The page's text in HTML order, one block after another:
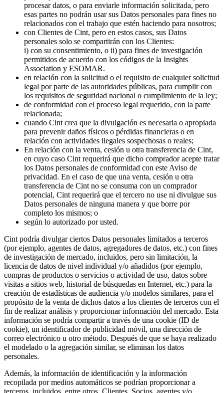
procesar datos, o para enviarle información solicitada, pero
esas partes no podrán usar sus Datos personales para fines no
relacionados con el trabajo que estén haciendo para nosotros;
con Clientes de Cint, pero en estos casos, sus Datos
personales solo se compartirán con los Clientes:
i) con su consentimiento, o ii) para fines de investigación
permitidos de acuerdo con los códigos de la Insights
Association y ESOMAR.
en relación con la solicitud o el requisito de cualquier solicitud
legal por parte de las autoridades públicas, para cumplir con
los requisitos de seguridad nacional o cumplimiento de la ley;
de conformidad con el proceso legal requerido, con la parte
relacionada;
cuando Cint crea que la divulgación es necesaria o apropiada
para prevenir daños físicos o pérdidas financieras o en
relación con actividades ilegales sospechosas o reales;
En relación con la venta, cesión u otra transferencia de Cint,
en cuyo caso Cint requerirá que dicho comprador acepte tratar
los Datos personales de conformidad con este Aviso de
privacidad. En el caso de que una venta, cesión u otra
transferencia de Cint no se consuma con un comprador
potencial, Cint requerirá que el tercero no use ni divulgue sus
Datos personales de ninguna manera y que borre por
completo los mismos; o
según lo autorizado por usted.
Cint podría divulgar ciertos Datos personales limitados a terceros
(por ejemplo, agentes de datos, agregadores de datos, etc.) con fines
de investigación de mercado, incluidos, pero sin limitación, la
licencia de datos de nivel individual y/o añadidos (por ejemplo,
compras de productos o servicios o actividad de uso, datos sobre
visitas a sitios web, historial de búsquedas en Internet, etc.) para la
creación de estadísticas de audiencia y/o modelos similares, para el
propósito de la venta de dichos datos a los clientes de terceros con el
fin de realizar análisis y proporcionar información del mercado. Esta
información se podría compartir a través de una cookie (ID de
cookie), un identificador de publicidad móvil, una dirección de
correo electrónico u otro método. Después de que se haya realizado
el modelado o la agregación similar, se eliminan los datos
personales.
Además, la información de identificación y la información
recopilada por medios automáticos se podrían proporcionar a